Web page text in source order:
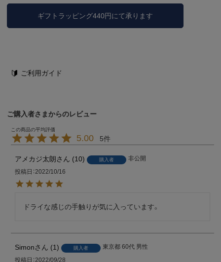
ギフトラッピング440円にて承ります
ご利用ガイド
ご購入者さまからのレビュー
5.00 5
アメカジ太朗 10 購入者
非公開
投稿日 2022/10/16
ドライな感じの手触りが気に入っています。
Simon 1 購入者 東京都 60代 男性
投稿日 2022/09/28